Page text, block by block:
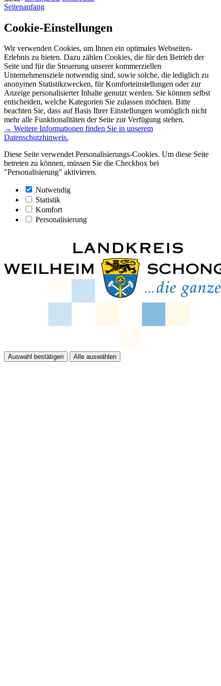
Seitenanfang
Cookie-Einstellungen
Wir verwenden Cookies, um Ihnen ein optimales Webseiten-
Erlebnis zu bieten. Dazu zählen Cookies, die für den Betrieb der
Seite und für die Steuerung unserer kommerziellen
Unternehmensziele notwendig sind, sowie solche, die lediglich zu
anonymen Statistikzwecken, für Komforteinstellungen oder zur
Anzeige personalisierter Inhalte genutzt werden. Sie können selbst
entscheiden, welche Kategorien Sie zulassen möchten. Bitte
beachten Sie, dass auf Basis Ihrer Einstellungen womöglich nicht
mehr alle Funktionalitäten der Seite zur Verfügung stehen.
→ Weitere Informationen finden Sie in unserem
Datenschutzhinweis.
Diese Seite verwendet Personalisierungs-Cookies. Um diese Seite
betreten zu können, müssen Sie die Checkbox bei
"Personalisierung" aktivieren.
Notwendig
Statistik
Komfort
Personalisierung
Auswahl bestätigen Alle auswählen